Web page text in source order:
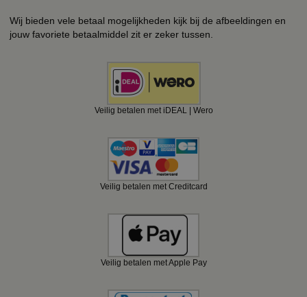
Wij bieden vele betaal mogelijkheden kijk bij de afbeeldingen en
jouw favoriete betaalmiddel zit er zeker tussen.
Veilig betalen met iDEAL | Wero
Veilig betalen met Creditcard
Veilig betalen met Apple Pay